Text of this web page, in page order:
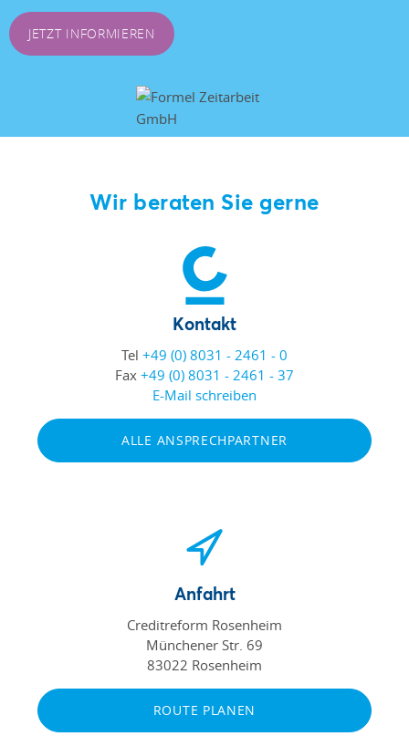
JETZT INFORMIEREN
Wir beraten Sie gerne
Kontakt
Tel +49 (0) 8031 - 2461 - 0
Fax +49 (0) 8031 - 2461 - 37
E-Mail schreiben
ALLE ANSPRECHPARTNER
Anfahrt
Creditreform Rosenheim
Münchener Str. 69
83022 Rosenheim
ROUTE PLANEN